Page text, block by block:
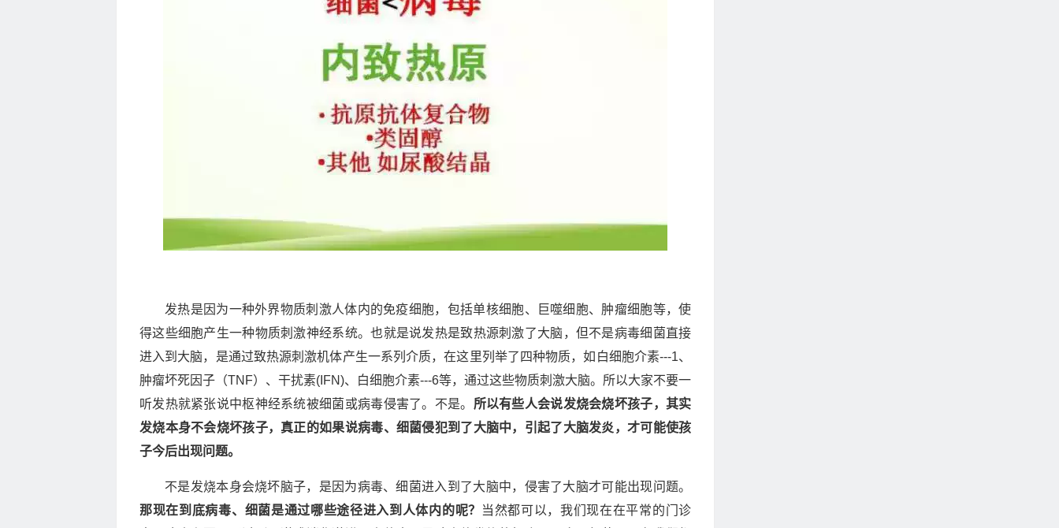
发热是因为一种外界物质刺激人体内的免疫细胞，包括单核细胞、巨噬细胞、肿瘤细胞等，使
得这些细胞产生一种物质刺激神经系统。也就是说发热是致热源刺激了大脑，但不是病毒细菌直接
进入到大脑，是通过致热源刺激机体产生一系列介质，在这里列举了四种物质，如白细胞介素---1、
肿瘤坏死因子（TNF）、干扰素(IFN)、白细胞介素---6等，通过这些物质刺激大脑。所以大家不要一
听发热就紧张说中枢神经系统被细菌或病毒侵害了。不是。 所以有些人会说发烧会烧坏孩子，其实
发烧本身不会烧坏孩子，真正的如果说病毒、细菌侵犯到了大脑中，引起了大脑发炎，才可能使孩
子今后出现问题。
不是发烧本身会烧坏脑子，是因为病毒、细菌进入到了大脑中，侵害了大脑才可能出现问题。
那现在到底病毒、细菌是通过哪些途径进入到人体内的呢？
当然都可以，我们现在在平常的门诊